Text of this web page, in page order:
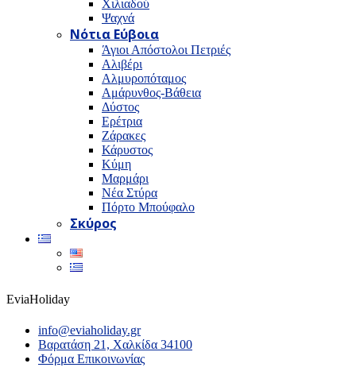
Χιλιαδού
Ψαχνά
Νότια Εύβοια
Άγιοι Απόστολοι Πετριές
Αλιβέρι
Αλμυροπόταμος
Αμάρυνθος-Βάθεια
Δύστος
Ερέτρια
Ζάρακες
Κάρυστος
Κύμη
Μαρμάρι
Νέα Στύρα
Πόρτο Μπούφαλο
Σκύρος
EviaHoliday
info@eviaholiday.gr
Βαρατάση 21, Χαλκίδα 34100
Φόρμα Επικοινωνίας